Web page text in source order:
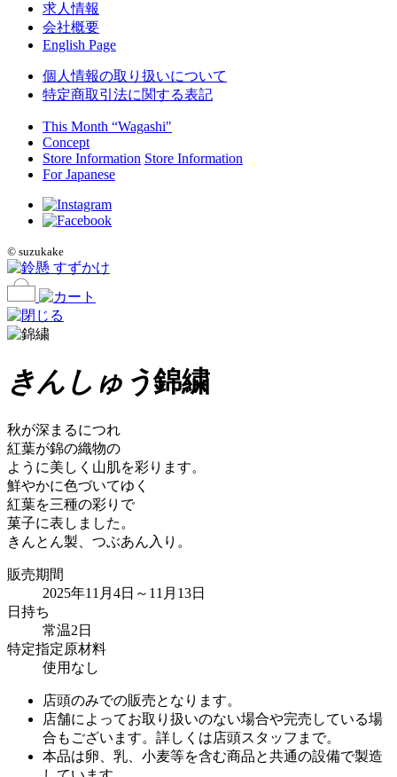
求人情報
会社概要
English Page
個人情報の取り扱いについて
特定商取引法に関する表記
This Month “Wagashi"
Concept
Store Information Store Information
For Japanese
© suzukake
きんしゅう錦繍
秋が深まるにつれ
紅葉が錦の織物の
ように美しく山肌を彩ります。
鮮やかに色づいてゆく
紅葉を三種の彩りで
菓子に表しました。
きんとん製、つぶあん入り。
販売期間
2025年11月4日～11月13日
日持ち
常温2日
特定指定原材料
使用なし
店頭のみでの販売となります。
店舗によってお取り扱いのない場合や完売している場
合もございます。詳しくは店頭スタッフまで。
本品は卵、乳、小麦等を含む商品と共通の設備で製造